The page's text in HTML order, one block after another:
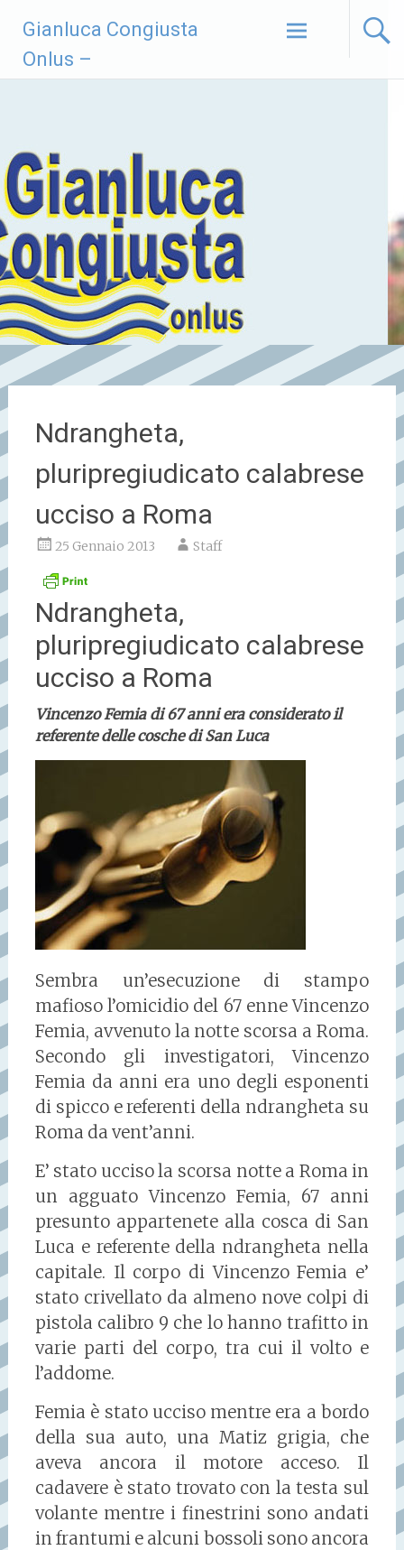
contenuto
Gianluca Congiusta
Onlus –
Ndrangheta,
pluripregiudicato calabrese
ucciso a Roma
25 Gennaio 2013 Staff
Ndrangheta,
pluripregiudicato calabrese
ucciso a Roma
Vincenzo Femia di 67 anni era considerato il
referente delle cosche di San Luca
Sembra un’esecuzione di stampo
mafioso l’omicidio del 67 enne Vincenzo
Femia, avvenuto la notte scorsa a Roma.
Secondo gli investigatori, Vincenzo
Femia da anni era uno degli esponenti
di spicco e referenti della ndrangheta su
Roma da vent’anni.
E’ stato ucciso la scorsa notte a Roma in
un agguato Vincenzo Femia, 67 anni
presunto appartenete alla cosca di San
Luca e referente della ndrangheta nella
capitale. Il corpo di Vincenzo Femia e’
stato crivellato da almeno nove colpi di
pistola calibro 9 che lo hanno trafitto in
varie parti del corpo, tra cui il volto e
l’addome.
Femia è stato ucciso mentre era a bordo
della sua auto, una Matiz grigia, che
aveva ancora il motore acceso. Il
cadavere è stato trovato con la testa sul
volante mentre i finestrini sono andati
in frantumi e alcuni bossoli sono ancora